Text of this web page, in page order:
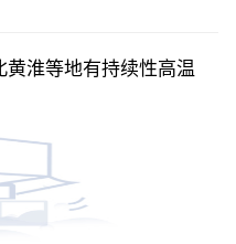
黄淮等地有持续性高温